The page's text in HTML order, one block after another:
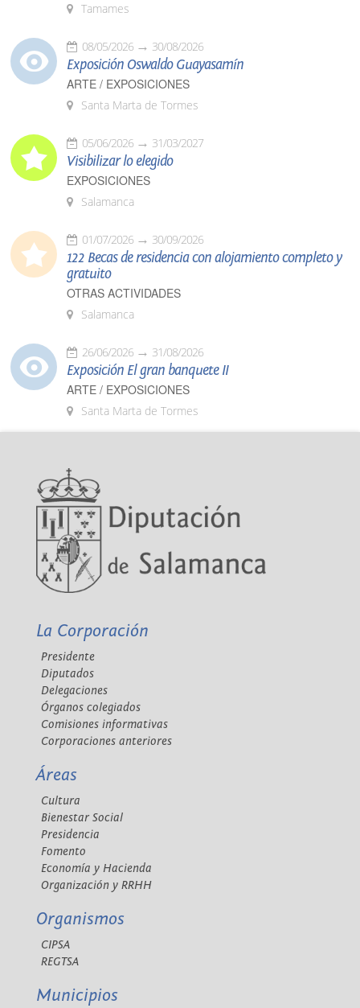
Tamames
08/05/2026 30/08/2026
Exposición Oswaldo Guayasamín
ARTE / EXPOSICIONES
Santa Marta de Tormes
05/06/2026 31/03/2027
Visibilizar lo elegido
EXPOSICIONES
Salamanca
01/07/2026 30/09/2026
122 Becas de residencia con alojamiento completo y
gratuito
OTRAS ACTIVIDADES
Salamanca
26/06/2026 31/08/2026
Exposición El gran banquete II
ARTE / EXPOSICIONES
Santa Marta de Tormes
La Corporación
Presidente
Diputados
Delegaciones
Órganos colegiados
Comisiones informativas
Corporaciones anteriores
Áreas
Cultura
Bienestar Social
Presidencia
Fomento
Economía y Hacienda
Organización y RRHH
Organismos
CIPSA
REGTSA
Municipios